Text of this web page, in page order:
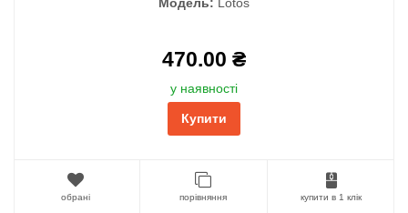
470.00 ₴
у наявності
Купити
обрані порівняння купити в 1 клік